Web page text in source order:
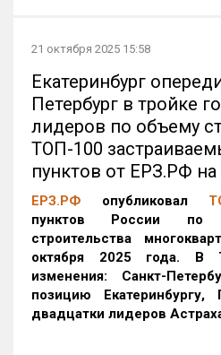
21 октября 2025 15:58
Екатеринбург
Петербург в тройке
лидеров по объему
ТОП-100
пунктов от ЕРЗ.РФ на
ЕРЗ.РФ опубликовал
пунктов России по
строительства
октября 2025 года. В
изменения: Санкт-
позицию
двадцатки лидеров